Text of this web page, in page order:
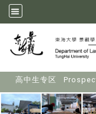
高中生专区